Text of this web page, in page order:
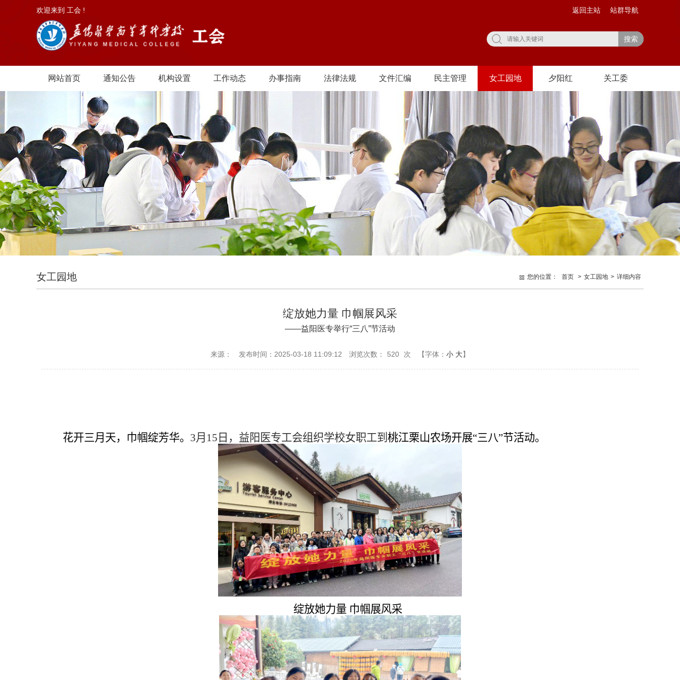
返回主站 站群导航
欢迎来到 工会 !
搜索
网站首页 通知公告 机构设置 工作动态 办事指南 法律法规 文件汇编 民主管理 女工园地 夕阳红 关工委
您的位置： 首页 > 女工园地 > 详细内容
女工园地
绽放她力量 巾帼展风采
——益阳医专举行“三八”节活动
来源： 发布时间：2025-03-18 11:09:12 浏览次数： 520 次 【字体： 小 大】
花开三月天，巾帼绽芳华。 3月15日，益阳医专工会组织学校女职工到桃江栗山农场开展“三八”节活动。
绽放她力量 巾帼展风采